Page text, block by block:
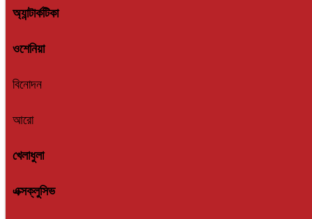
অ্যান্টার্কটিকা
ওশেনিয়া
বিনোদন
আরো
খেলাধুলা
এক্সক্লুসিভ